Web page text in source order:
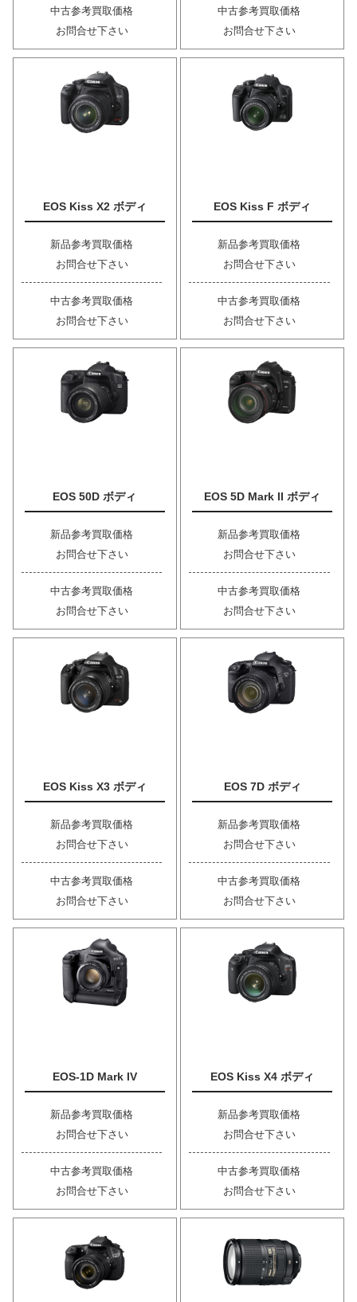
中古参考買取価格
お問合せ下さい
中古参考買取価格
お問合せ下さい
EOS Kiss X2 ボディ
新品参考買取価格
お問合せ下さい
中古参考買取価格
お問合せ下さい
EOS Kiss F ボディ
新品参考買取価格
お問合せ下さい
中古参考買取価格
お問合せ下さい
EOS 50D ボディ
新品参考買取価格
お問合せ下さい
中古参考買取価格
お問合せ下さい
EOS 5D Mark II ボディ
新品参考買取価格
お問合せ下さい
中古参考買取価格
お問合せ下さい
EOS Kiss X3 ボディ
新品参考買取価格
お問合せ下さい
中古参考買取価格
お問合せ下さい
EOS 7D ボディ
新品参考買取価格
お問合せ下さい
中古参考買取価格
お問合せ下さい
EOS-1D Mark IV
新品参考買取価格
お問合せ下さい
中古参考買取価格
お問合せ下さい
EOS Kiss X4 ボディ
新品参考買取価格
お問合せ下さい
中古参考買取価格
お問合せ下さい